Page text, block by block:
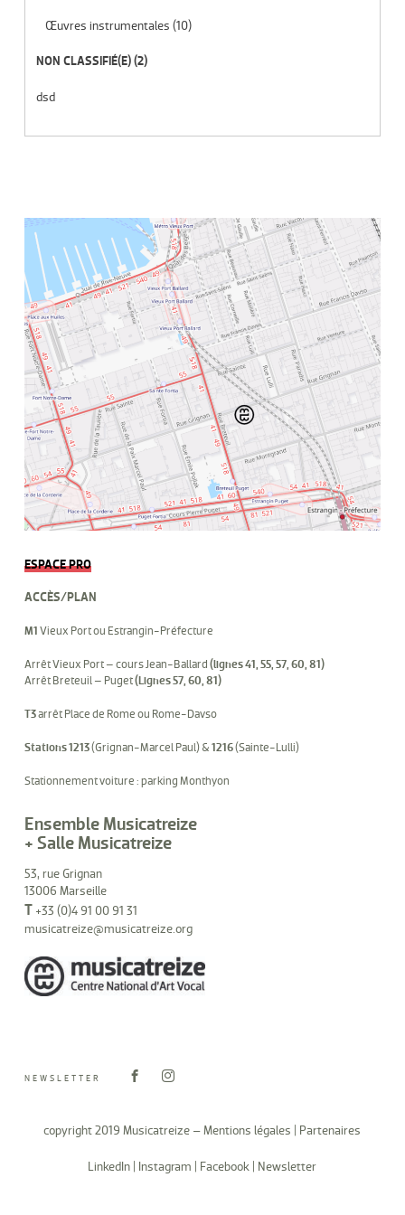
Œuvres instrumentales (10)
NON CLASSIFIÉ(E)(2)
dsd
ESPACE PRO
ACCÈS/PLAN
M1 Vieux Port ou Estrangin-Préfecture
Arrêt Vieux Port – cours Jean-Ballard (lignes 41, 55, 57, 60, 81)
Arrêt Breteuil – Puget(Lignes 57, 60, 81)
T3arrêt Place de Rome ou Rome-Davso
Stations 1213(Grignan-Marcel Paul) & 1216(Sainte-Lulli)
Stationnement voiture : parking Monthyon
Ensemble Musicatreize
+ Salle Musicatreize
53, rue Grignan
13006 Marseille
T+33 (0)4 91 00 91 31
musicatreize@musicatreize.org
NEWSLETTER
copyright 2019 Musicatreize –Mentions légales Partenaires
LinkedIn Instagram Facebook Newsletter